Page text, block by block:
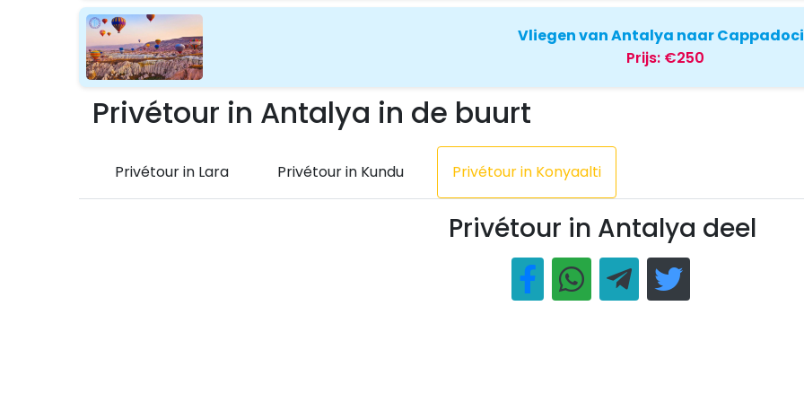
Vliegen van Antalya naar
Prijs: €250
Privétour in Antalya in de buurt
Privétour in Lara Privétour in Kundu Privétour in Konyaalti
Privétour in Antalya deel